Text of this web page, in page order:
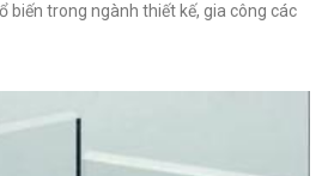
biến trong ngành thiết kế, gia công các